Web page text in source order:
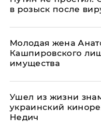
в розыск после
Молодая жена
Кашпировского
имущества
Ушел из жизни
украинский
Недич